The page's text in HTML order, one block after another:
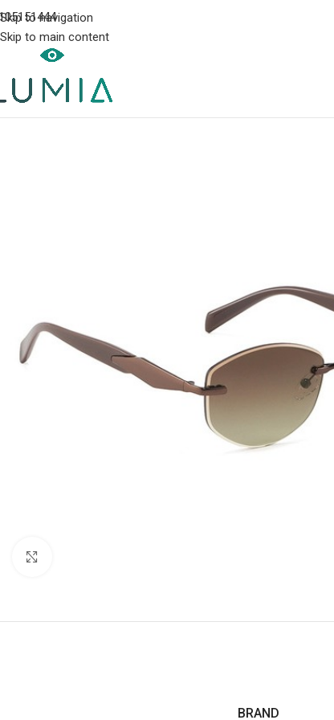
Skip to navigation
Skip to main content
BRAND